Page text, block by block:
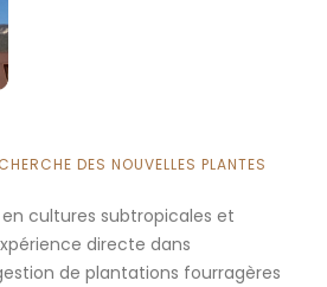
DES NOUVELLES PLANTES
cultures subtropicales et
directe dans
de plantations fourragères